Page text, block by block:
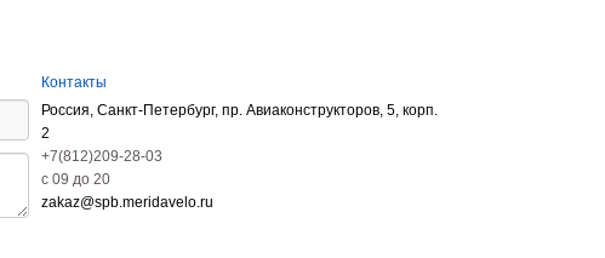
Контакты
Россия, Санкт-Петербург, пр. Авиаконструкторов, 5, корп.
2
+7(812)209-28-03
c 09 до 20
zakaz@spb.meridavelo.ru